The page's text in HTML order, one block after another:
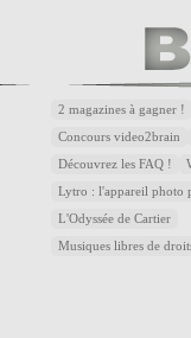
2 magazines à gagner !
Concours video2brain
Découvrez les FAQ !
Lytro : l'appareil photo
L'Odyssée de Cartier
Musiques libres de